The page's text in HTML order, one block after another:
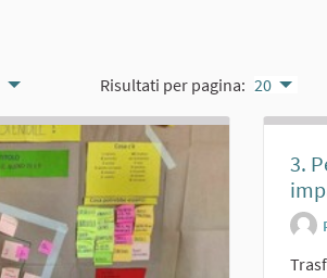
Risultati per pagina: 20
3.